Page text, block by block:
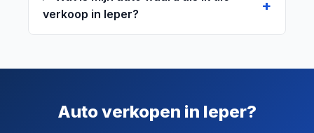
verkoop in Ieper?
Auto verkopen in Ieper?